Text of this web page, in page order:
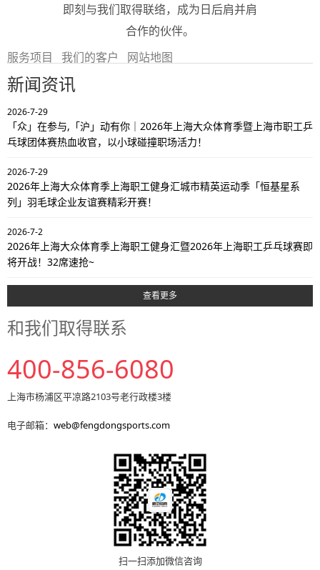
即刻与我们取得联络，成为日后肩并肩
合作的伙伴。
服务项目
我们的客户 网站地图
新闻资讯
2026-7-29
「众」在参与,「沪」动有你｜2026年上海大众体育季暨上海市职工乒
乓球团体赛热血收官，以小球碰撞职场活力！
2026-7-29
2026年上海大众体育季上海职工健身汇城市精英运动季「恒基星系
列」羽毛球企业友谊赛精彩开赛！
2026-7-2
2026年上海大众体育季上海职工健身汇暨2026年上海职工乒乓球赛即
将开战！32席速抢~
查看更多
和我们取得联系
400-856-6080
上海市杨浦区平凉路2103号老行政楼3楼
电子邮箱： web@fengdongsports.com
扫一扫添加微信咨询